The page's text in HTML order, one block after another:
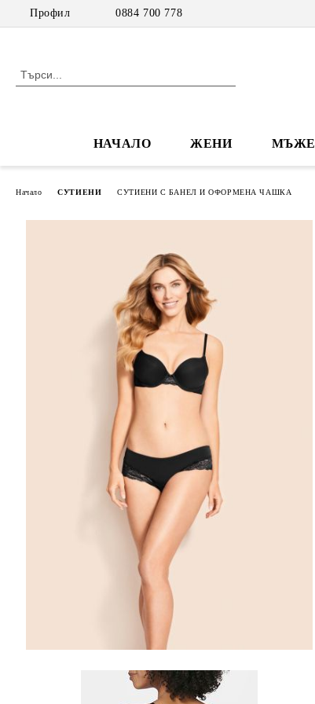
Профил 0884 700 778
НАЧАЛО ЖЕНИ МЪЖЕ
Начало СУТИЕНИ СУТИЕНИ С БАНЕЛ И ОФОРМЕНА ЧАШКА